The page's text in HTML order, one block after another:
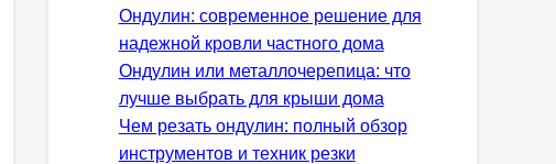
Ондулин: современное решение для
надежной кровли частного дома
Ондулин или металлочерепица: что
лучше выбрать для крыши дома
Чем резать ондулин: полный обзор
инструментов и техник резки